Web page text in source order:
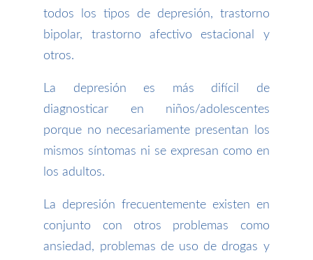
todos los tipos de depresión, trastorno
bipolar, trastorno afectivo estacional y
otros.
La depresión es más difícil de
diagnosticar en niños/adolescentes
porque no necesariamente presentan los
mismos síntomas ni se expresan como en
los adultos.
La depresión frecuentemente existen en
conjunto con otros problemas como
ansiedad, problemas de uso de drogas y